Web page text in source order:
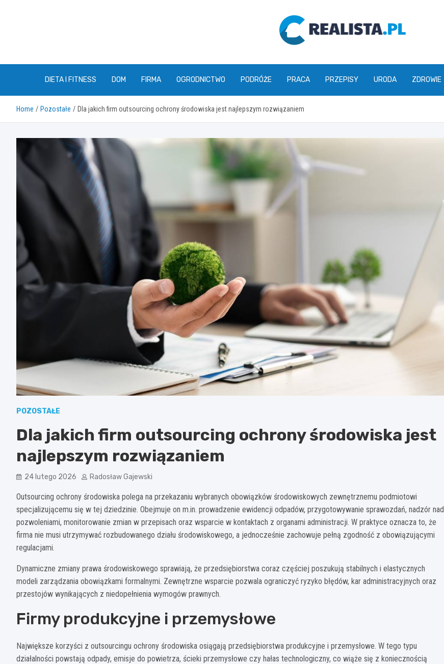
realista.pl
DIETA I FITNESS DOM FIRMA OGRODNICTWO PODRÓŻE PRACA PRZEPISY URODA ZDROWIE
Home Pozostałe Dla jakich firm outsourcing ochrony środowiska jest najlepszym rozwiązaniem
POZOSTAŁE
Dla jakich firm outsourcing ochrony środowiska jest
najlepszym rozwiązaniem
24 lutego 2026 Radosław Gajewski
Outsourcing ochrony środowiska polega na przekazaniu wybranych obowiązków środowiskowych zewnętrznemu podmiotowi
specjalizującemu się w tej dziedzinie. Obejmuje on m.in. prowadzenie ewidencji odpadów, przygotowywanie sprawozdań, nadzór nad
pozwoleniami, monitorowanie zmian w przepisach oraz wsparcie w kontaktach z organami administracji. W praktyce oznacza to, że
firma nie musi utrzymywać rozbudowanego działu środowiskowego, a jednocześnie zachowuje pełną zgodność z obowiązującymi
regulacjami.
Dynamiczne zmiany prawa środowiskowego sprawiają, że przedsiębiorstwa coraz częściej poszukują stabilnych i elastycznych
modeli zarządzania obowiązkami formalnymi. Zewnętrzne wsparcie pozwala ograniczyć ryzyko błędów, kar administracyjnych oraz
przestojów wynikających z niedopełnienia wymogów prawnych.
Firmy produkcyjne i przemysłowe
Największe korzyści z outsourcingu ochrony środowiska osiągają przedsiębiorstwa produkcyjne i przemysłowe. W tego typu
działalności powstają odpady, emisje do powietrza, ścieki przemysłowe czy hałas technologiczny, co wiąże się z koniecznością